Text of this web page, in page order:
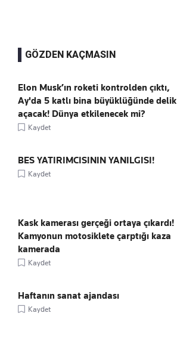
GÖZDEN KAÇMASIN
Elon Musk’ın roketi kontrolden çıktı,
Ay'da 5 katlı bina büyüklüğünde delik
açacak! Dünya etkilenecek mi?
Kaydet
BES YATIRIMCISININ YANILGISI!
Kaydet
Kask kamerası gerçeği ortaya çıkardı!
Kamyonun motosiklete çarptığı kaza
kamerada
Kaydet
Haftanın sanat ajandası
Kaydet